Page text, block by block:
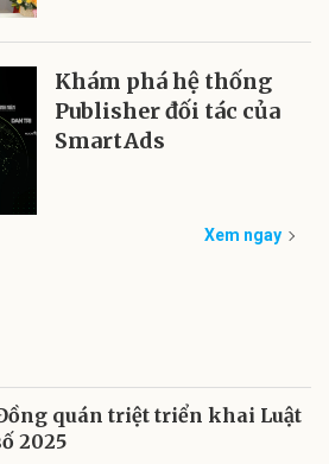
Khám phá hệ thống
Publisher đối tác của
SmartAds
Xem ngay
quán triệt triển khai Luật
2025